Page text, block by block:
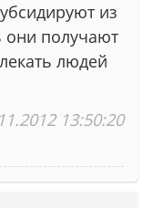
из
они получают
людей
13:50:20